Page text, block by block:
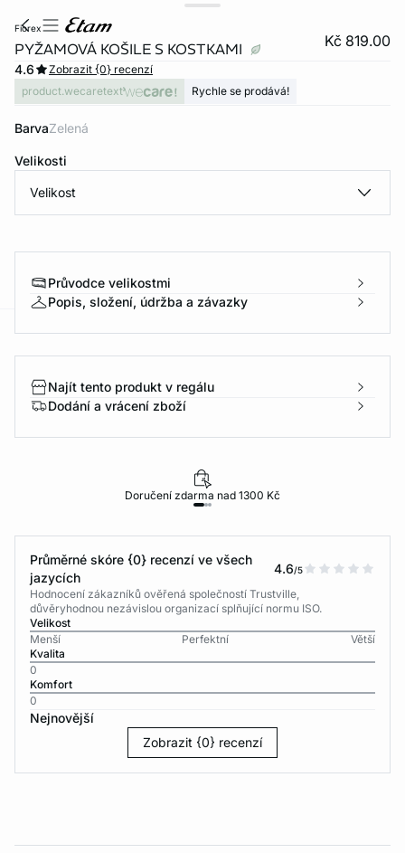
fiorex
PYŽAMOVÁ KOŠILE S KOSTKAMI Kč 819.00
4.6
Zobrazit {0} recenzí
product.wecaretext
Rychle se prodává!
Barva zelená
Velikosti
Velikost
Průvodce velikostmi
Popis, složení, údržba a závazky
Najít tento produkt v regálu
Dodání a vrácení zboží
Doručení zdarma nad 1300 Kč
Průměrné skóre {0} recenzí ve všech
jazycích
4.6/5
Hodnocení zákazníků ověřená společností Trustville,
důvěryhodnou nezávislou organizací splňující normu ISO.
Velikost
Menší
Perfektní
Větší
Kvalita
0
Komfort
0
Nejnovější
Zobrazit {0} recenzí